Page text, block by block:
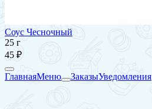
Соус Чесночный
25 г
45 ₽
ГлавнаяМеню ЗаказыУведомления